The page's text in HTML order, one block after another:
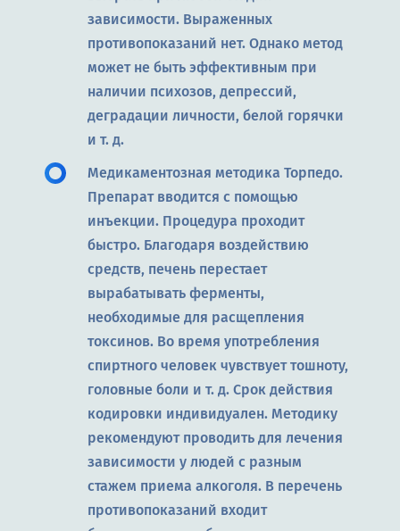
зависимости. Выраженных
противопоказаний нет. Однако метод
может не быть эффективным при
наличии психозов, депрессий,
деградации личности, белой горячки
и т. д.
Медикаментозная методика Торпедо.
Препарат вводится с помощью
инъекции. Процедура проходит
быстро. Благодаря воздействию
средств, печень перестает
вырабатывать ферменты,
необходимые для расщепления
токсинов. Во время употребления
спиртного человек чувствует тошноту,
головные боли и т. д. Срок действия
кодировки индивидуален. Методику
рекомендуют проводить для лечения
зависимости у людей с разным
стажем приема алкоголя. В перечень
противопоказаний входит